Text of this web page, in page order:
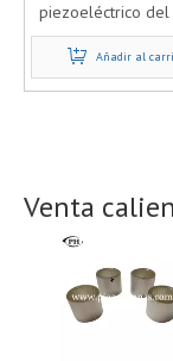
piezoeléctrico del
trabajo por el
belleza
Añadir al
Venta